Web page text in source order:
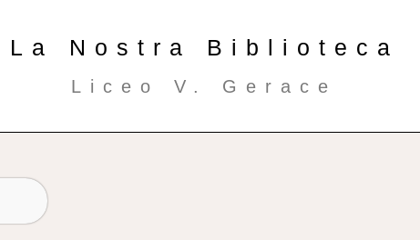
La Nostra Biblioteca
Liceo V. Gerace